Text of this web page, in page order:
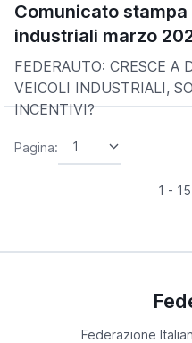
Comunicato
industriali marzo
FEDERAUTO: CRESCE A
VEICOLI INDUSTRIALI,
INCENTIVI?
Pagina:
1 -
Federazione